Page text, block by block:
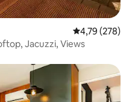
4,79 av 5 i
4,79 (278)
Jacuzzi, Views